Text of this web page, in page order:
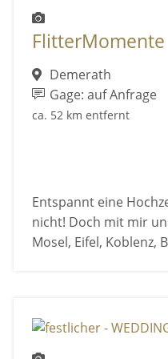
FlitterMomente
Demerath
Gage: auf Anfrage
ca. 52 km entfernt
Entspannt eine
nicht! Doch mit mir
Mosel, Eifel, Koblenz,